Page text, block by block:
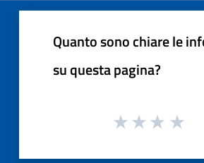
Quanto sono chiare le
su questa pagina?